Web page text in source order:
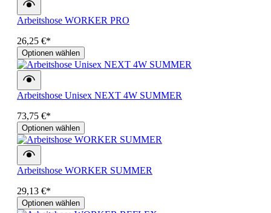
Arbeitshose WORKER PRO
26,25 €*
Optionen wählen
Arbeitshose Unisex NEXT 4W SUMMER
73,75 €*
Optionen wählen
Arbeitshose WORKER SUMMER
29,13 €*
Optionen wählen